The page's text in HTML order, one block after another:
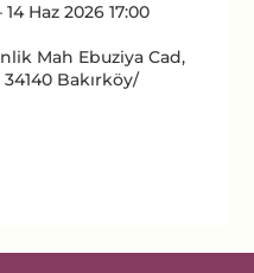
Haz 2026 17:00
Mah Ebuziya Cad,
Bakırköy/